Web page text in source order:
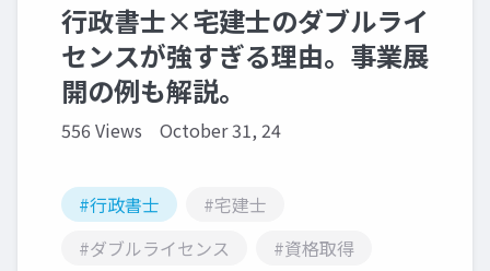
行政書士×宅建士のダブルライ
センスが強すぎる理由。事業展
開の例も解説。
556 Views October 31, 24
#行政書士
#宅建士
#ダブルライセンス
#資格取得